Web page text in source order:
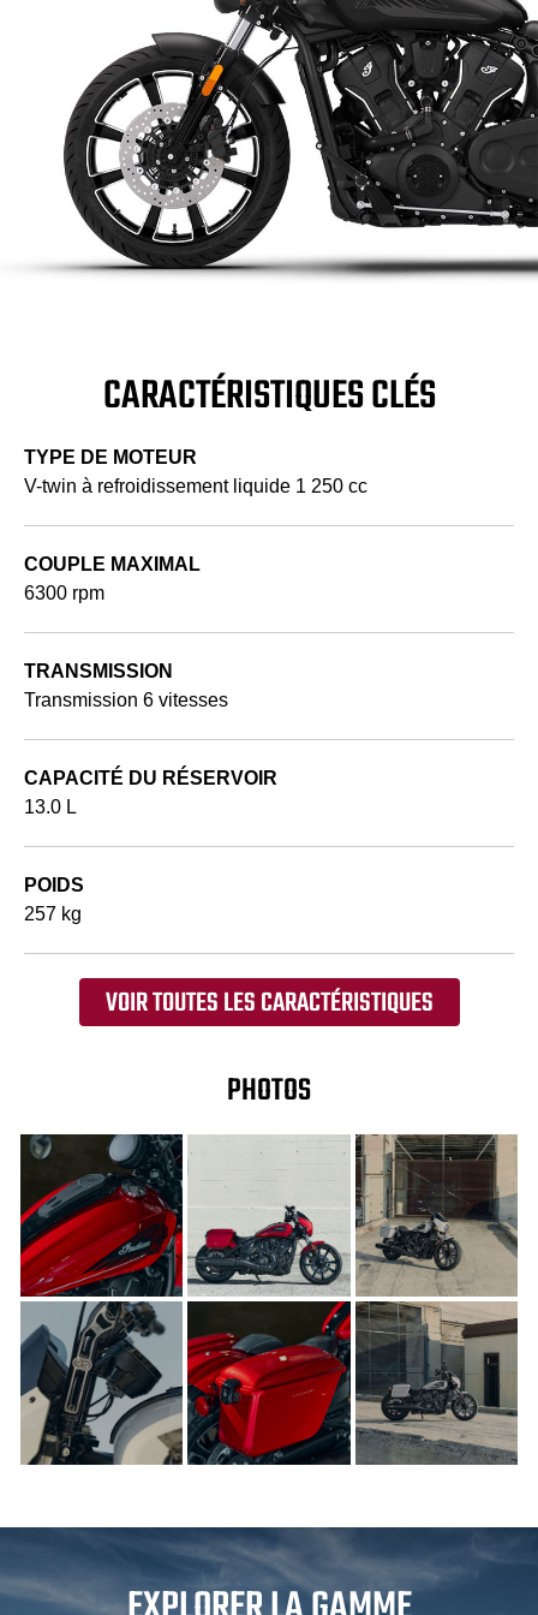
CARACTÉRISTIQUES CLÉS
TYPE DE MOTEUR
V-twin à refroidissement liquide 1 250 cc
COUPLE MAXIMAL
6300 rpm
TRANSMISSION
Transmission 6 vitesses
CAPACITÉ DU RÉSERVOIR
13.0 L
POIDS
257 kg
VOIR TOUTES LES CARACTÉRISTIQUES
PHOTOS